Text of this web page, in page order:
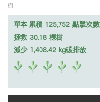
樹
單本 累積 125,752 點擊次數
拯救 30.18 棵樹
減少 1,408.42 kg碳排放